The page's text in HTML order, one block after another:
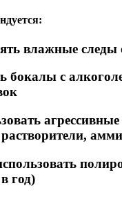
влажные следы
бокалы с
агрессивные
год)